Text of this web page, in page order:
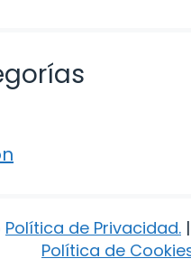
Política de Privacidad. |
Política de